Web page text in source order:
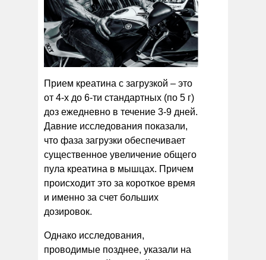
Прием креатина с загрузкой – это
от 4-х до 6-ти стандартных (по 5 г)
доз ежедневно в течение 3-9 дней.
Давние исследования показали,
что фаза загрузки обеспечивает
существенное увеличение общего
пула креатина в мышцах. Причем
происходит это за короткое время
и именно за счет больших
дозировок.
Однако исследования,
проводимые позднее, указали на